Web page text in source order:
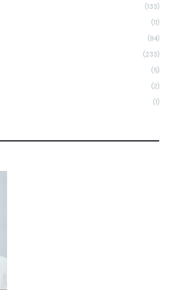
(133)
(11)
(94)
(233)
(5)
(2)
(1)